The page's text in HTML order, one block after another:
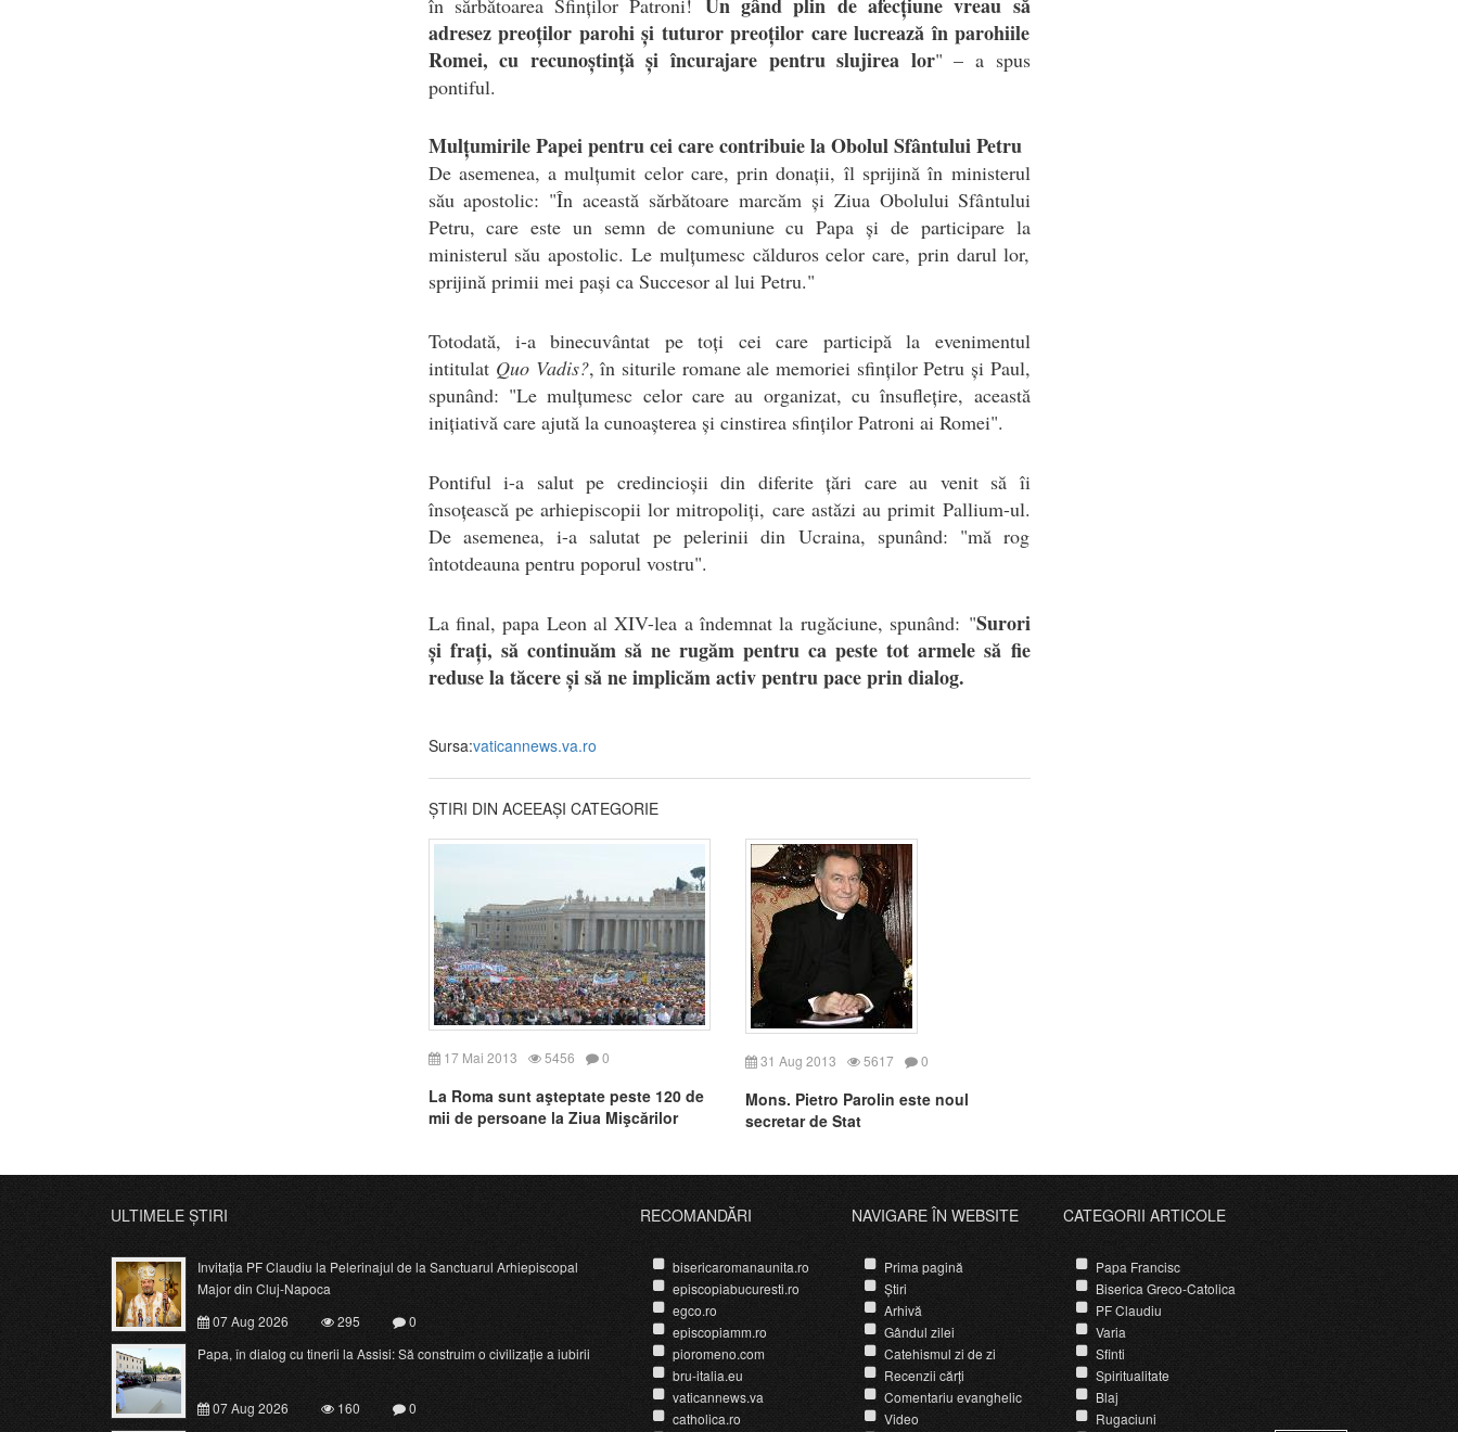
adresez preoților parohi și tuturor preoților care lucrează în parohiile
Romei, cu recunoștință și încurajare pentru slujirea lor" – a spus
pontiful.
Mulțumirile Papei pentru cei care contribuie la Obolul Sfântului Petru
De asemenea, a mulțumit celor care, prin donații, îl sprijină în ministerul
său apostolic: "În această sărbătoare marcăm și Ziua Obolului Sfântului
Petru, care este un semn de comuniune cu Papa și de participare la
ministerul său apostolic. Le mulțumesc călduros celor care, prin darul lor,
sprijină primii mei pași ca Succesor al lui Petru."
Totodată, i-a binecuvântat pe toți cei care participă la evenimentul
intitulat Quo Vadis?, în siturile romane ale memoriei sfinților Petru și Paul,
spunând: "Le mulțumesc celor care au organizat, cu însuflețire, această
inițiativă care ajută la cunoașterea și cinstirea sfinților Patroni ai Romei".
Pontiful i-a salut pe credincioșii din diferite țări care au venit să îi
însoțească pe arhiepiscopii lor mitropoliți, care astăzi au primit Pallium-ul.
De asemenea, i-a salutat pe pelerinii din Ucraina, spunând: "mă rog
întotdeauna pentru poporul vostru".
La final, papa Leon al XIV-lea a îndemnat la rugăciune, spunând: "Surori
și frați, să continuăm să ne rugăm pentru ca peste tot armele să fie
reduse la tăcere și să ne implicăm activ pentru pace prin dialog.
Sursa:vaticannews.va.ro
ȘTIRI DIN ACEEAȘI CATEGORIE
17 Mai 2013 5456 0
La Roma sunt aşteptate peste 120 de
mii de persoane la Ziua Mişcărilor
31 Aug 2013 5617 0
Mons. Pietro Parolin este noul
secretar de Stat
ULTIMELE ȘTIRI
Invitația PF Claudiu la Pelerinajul de la Sanctuarul Arhiepiscopal
Major din Cluj-Napoca
07 Aug 2026
295
0
Papa, în dialog cu tinerii la Assisi: Să construim o civilizație a iubirii
07 Aug 2026 160
0
RECOMANDĂRI
bisericaromanaunita.ro
episcopiabucuresti.ro
egco.ro
episcopiamm.ro
pioromeno.com
bru-italia.eu
vaticannews.va
catholica.ro
NAVIGARE ÎN WEBSITE
Prima pagină
Știri
Arhivă
Gândul zilei
Catehismul zi de zi
Recenzii cărți
Comentariu evanghelic
Video
CATEGORII ARTICOLE
Papa Francisc
Biserica Greco-Catolica
PF Claudiu
Varia
Sfinti
Spiritualitate
Blaj
Rugaciuni